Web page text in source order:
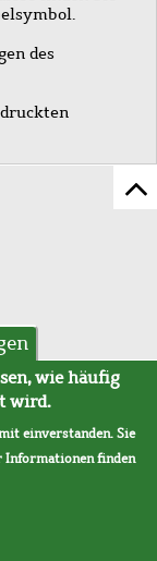
des
wie häufig
wird.
einverstanden. Sie
Informationen finden